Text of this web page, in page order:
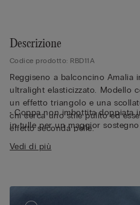
Descrizione
Codice prodotto: RBD11A
Reggiseno a balconcino Amalia
ultralight elasticizzato. Modello
un effetto triangolo e una
chi cerca uno stile pulito ed
effetto seconda pelle.
• Coppa non imbottita doppiata
in tulle per un maggior
• Tubetto che contiene il ferretto
• Spallina rivestita in cotone
• Ottimo sostegno
Vedi di più